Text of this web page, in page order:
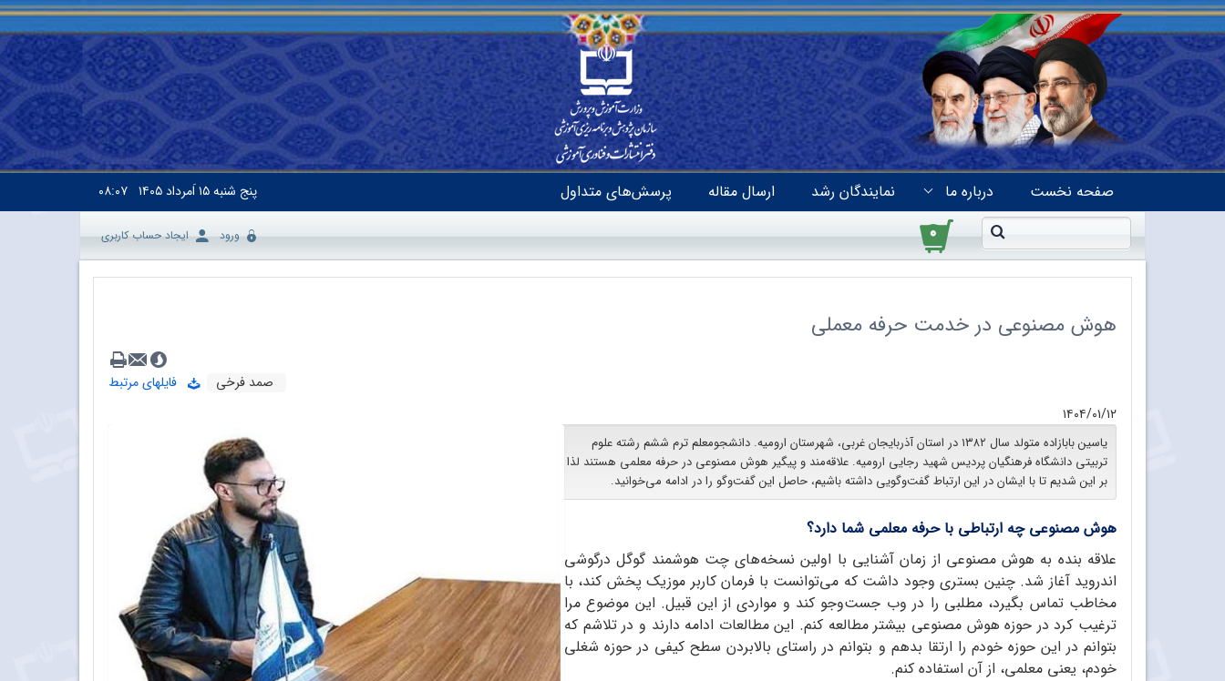
صفحه نخست درباره ما نمایندگان رشد ارسال مقاله پرسش‌های متداول پنج شنبه۱۵ اَمرداد ۱۴۰۵ ۰۸:۰۷
۰ ورود ایجاد حساب کاربری
هوش مصنوعی در خدمت حرفه معملی
صمد فرخی
فایلهای مرتبط
۱۴۰۴/۰۱/۱۲
یاسین بابازاده متولد سال ۱۳۸۲ در استان آذربایجان غربی، شهرستان ارومیه. دانشجومعلم ترم ششم رشته علوم
تربیتی دانشگاه فرهنگیان پردیس شهید رجایی ارومیه. علاقه‌مند و پیگیر هوش مصنوعی در حرفه معلمی هستند لذا
بر این شدیم تا با ایشان در این ارتباط گفت‌وگویی داشته باشیم، حاصل این گفت‌وگو را در ادامه می‌خوانید.
هوش مصنوعی چه ارتباطی با حرفه معلمی شما دارد؟
علاقه بنده به هوش مصنوعی از زمان آشنایی با اولین نسخه‌های چت هوشمند گوگل درگوشی
اندروید آغاز شد. چنین بستری وجود داشت که می‌توانست با فرمان کاربر موزیک پخش کند، با
مخاطب تماس بگیرد، مطلبی را در وب جست‌وجو کند و مواردی از این قبیل. این موضوع مرا
ترغیب کرد در حوزه هوش مصنوعی بیشتر مطالعه کنم. این مطالعات ادامه ‌دارند و در تلاشم که
بتوانم در این حوزه خودم را ارتقا بدهم و بتوانم در راستای بالابردن سطح کیفی در حوزه شغلی
خودم، یعنی معلمی، از آن استفاده کنم.